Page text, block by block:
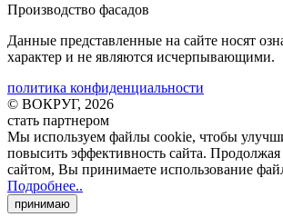
Производство фасадов
Данные представленные на сайте носят
характер и не являются исчерпывающими.
политика конфиденциальности
© ВОКРУГ, 2026
стать партнером
Мы используем файлы cookie, чтобы
повысить эффективность сайта.
сайтом, Вы принимаете использование
Подробнее..
принимаю